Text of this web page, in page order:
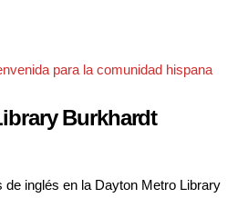
para la comunidad hispana
Burkhardt
de inglés en la Dayton Metro Library